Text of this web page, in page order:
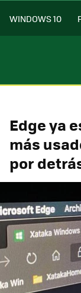
WINDOWS 10
Edge ya
más
por